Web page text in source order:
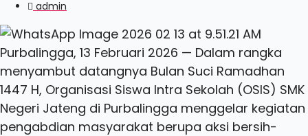
admin
Purbalingga, 13 Februari 2026 — Dalam rangka
menyambut datangnya Bulan Suci Ramadhan
1447 H, Organisasi Siswa Intra Sekolah (OSIS) SMK
Negeri Jateng di Purbalingga menggelar kegiatan
pengabdian masyarakat berupa aksi bersih-